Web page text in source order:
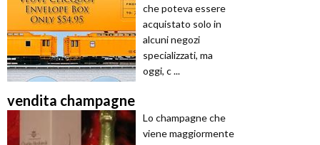
che poteva essere
acquistato solo in
alcuni negozi
specializzati, ma
oggi, c ...
vendita champagne
Lo champagne che
viene maggiormente